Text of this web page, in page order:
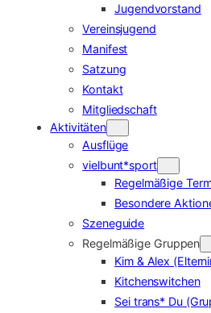
Jugendvorstand
Vereinsjugend
Manifest
Satzung
Kontakt
Mitgliedschaft
Aktivitäten
Ausflüge
vielbunt*sport
Regelmäßige
Besondere
Szeneguide
Regelmäßige Gruppen
Kim & Alex
Kitchenswitchen
Sei trans* Du